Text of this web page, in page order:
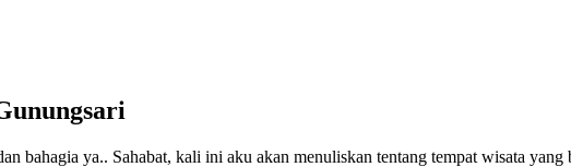
bahagia ya.. Sahabat, kali ini aku akan menuliskan tentang tempat wisata